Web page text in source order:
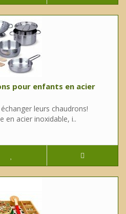
pour enfants en acier
leurs chaudrons!
en acier inoxidable, i..